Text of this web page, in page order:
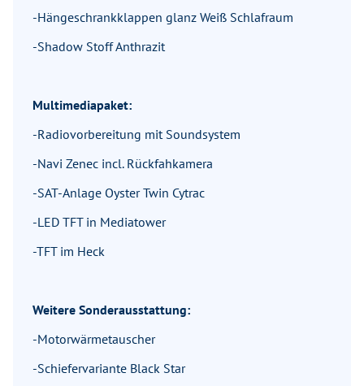
-Hängeschrankklappen glanz Weiß Schlafraum
-Shadow Stoff Anthrazit
Multimediapaket:
-Radiovorbereitung mit Soundsystem
-Navi Zenec incl. Rückfahkamera
-SAT-Anlage Oyster Twin Cytrac
-LED TFT in Mediatower
-TFT im Heck
Weitere Sonderausstattung:
-Motorwärmetauscher
-Schiefervariante Black Star